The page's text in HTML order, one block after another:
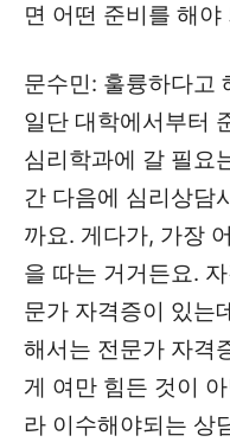
면 어떤 준비를 해야
문수민: 훌륭하다고
일단 대학에서부터
심리학과에 갈 필요
간 다음에 심리상담
까요. 게다가, 가장
을 따는 거거든요.
문가 자격증이 있는
해서는 전문가 자격
게 여만 힘든 것이
라 이수해야되는 상